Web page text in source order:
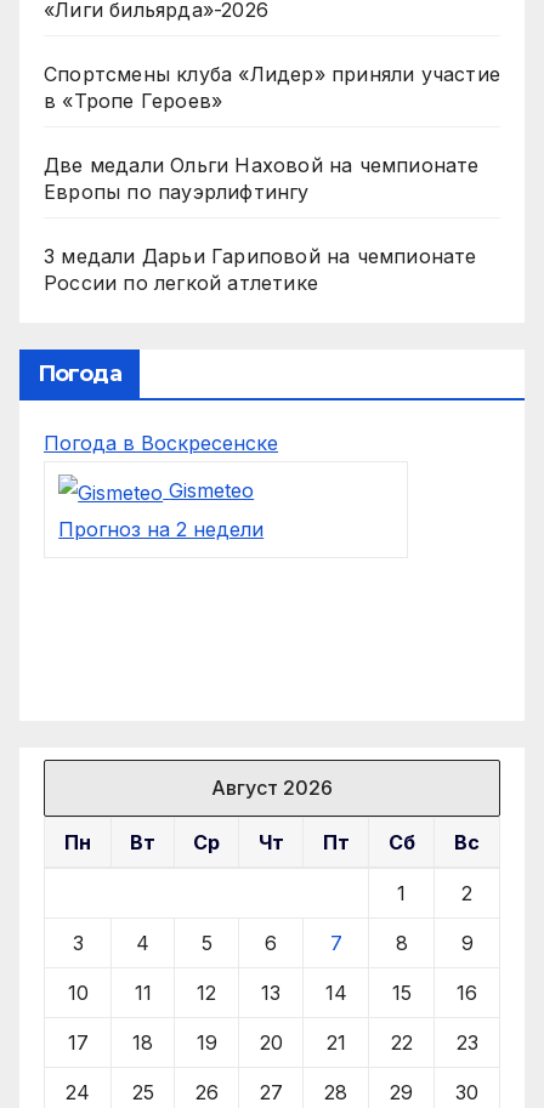
«Лиги бильярда»-2026
Спортсмены клуба «Лидер» приняли участие
в «Тропе Героев»
Две медали Ольги Наховой на чемпионате
Европы по пауэрлифтингу
3 медали Дарьи Гариповой на чемпионате
России по легкой атлетике
Погода
Погода в Воскресенске
Gismeteo
Прогноз на 2 недели
Август 2026
Пн Вт Ср Чт Пт Сб Вс
1 2
3 4 5 6 7 8 9
10 11 12 13 14 15 16
17 18 19 20 21 22 23
24 25 26 27 28 29 30